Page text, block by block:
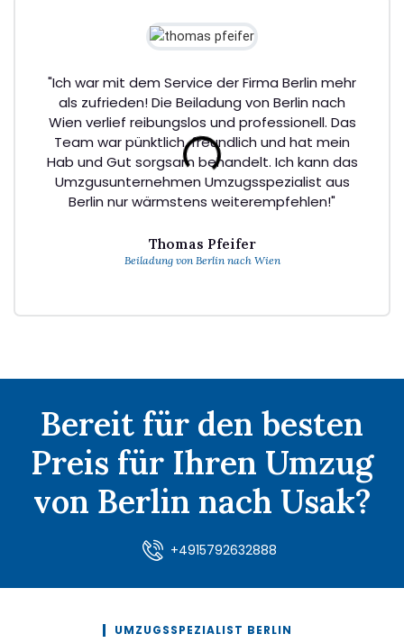
"Ich war mit dem Service der Firma Berlin mehr
als zufrieden! Die Beiladung von Berlin nach
Wien verlief reibungslos und professionell. Das
Team war pünktlich, freundlich und hat mein
Hab und Gut sorgsam behandelt. Ich kann das
Umzgusunternehmen Umzugsspezialist aus
Berlin nur wärmstens weiterempfehlen!"
Thomas Pfeifer
Beiladung von Berlin nach Wien
Bereit für den besten
Preis für Ihren Umzug
von Berlin nach Usak?
+4915792632888
UMZUGSSPEZIALIST BERLIN